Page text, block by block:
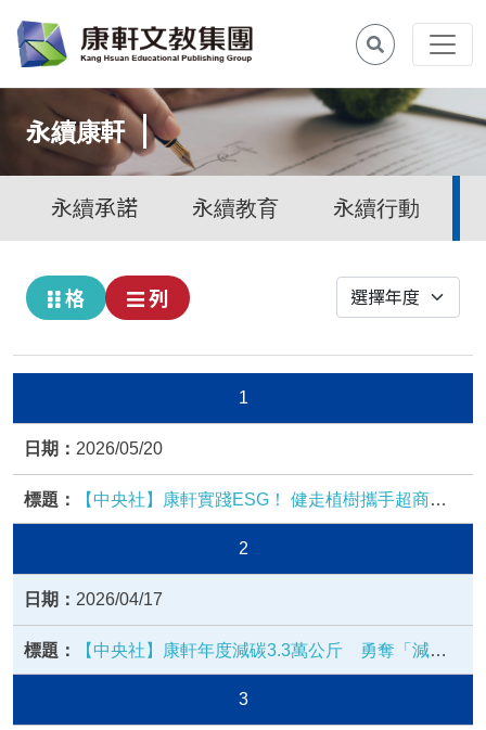
永續康軒
永續承諾 永續教育 永續行動
格 列
1
2026/05/20
【中央社】康軒實踐ESG！ 健走植樹攜手超商推
動永續教育
2
2026/04/17
【中央社】康軒年度減碳3.3萬公斤 勇奪「減碳
大聯盟」新北市企業第二名
3